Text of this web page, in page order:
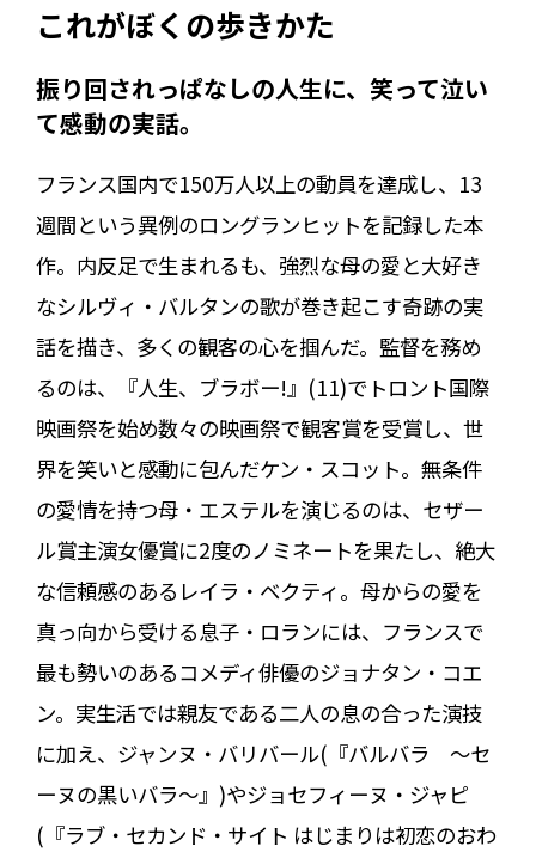
これがぼくの歩きかた
振り回されっぱなしの人生に、笑って泣い
て感動の実話。
フランス国内で150万人以上の動員を達成し、13
週間という異例のロングランヒットを記録した本
作。内反足で生まれるも、強烈な母の愛と大好き
なシルヴィ・バルタンの歌が巻き起こす奇跡の実
話を描き、多くの観客の心を掴んだ。監督を務め
るのは、『人生、ブラボー!』(11)でトロント国際
映画祭を始め数々の映画祭で観客賞を受賞し、世
界を笑いと感動に包んだケン・スコット。無条件
の愛情を持つ母・エステルを演じるのは、セザー
ル賞主演女優賞に2度のノミネートを果たし、絶大
な信頼感のあるレイラ・ベクティ。母からの愛を
真っ向から受ける息子・ロランには、フランスで
最も勢いのあるコメディ俳優のジョナタン・コエ
ン。実生活では親友である二人の息の合った演技
に加え、ジャンヌ・バリバール(『バルバラ ～セ
ーヌの黒いバラ～』)やジョセフィーヌ・ジャピ
(『ラブ・セカンド・サイト はじまりは初恋のおわ